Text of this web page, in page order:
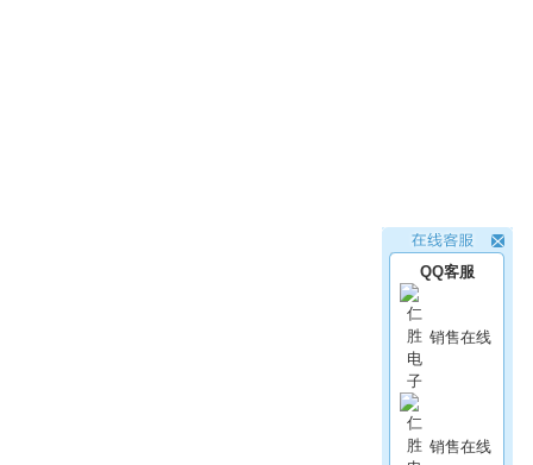
QQ客服
销售在线
销售在线